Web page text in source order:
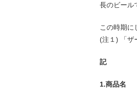
長のビール
この時期に
(注１) 「ザ
記
1.商品名